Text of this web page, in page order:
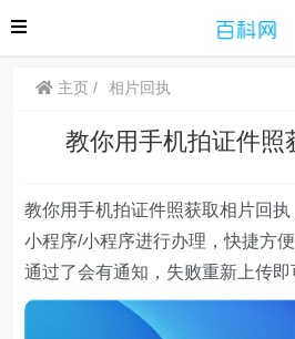
主页 相片回执
教你用手机拍证件照
教你用手机拍证件照获取相片回执
小程序/小程序进行办理，快捷方
通过了会有通知，失败重新上传即